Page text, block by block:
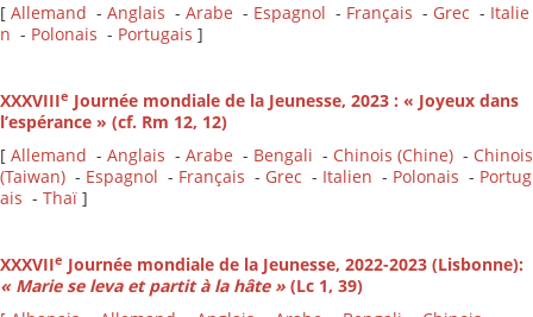
[ Allemand - Anglais - Arabe - Espagnol - Français - Grec - Italie
n - Polonais - Portugais ]
XXXVIIIe Journée mondiale de la Jeunesse, 2023 : « Joyeux dans
l’espérance » (cf. Rm 12, 12)
[ Allemand - Anglais - Arabe - Bengali - Chinois (Chine) - Chinois
(Taiwan) - Espagnol - Français - Grec - Italien - Polonais - Portug
ais - Thaï ]
XXXVIIe Journée mondiale de la Jeunesse, 2022-2023 (Lisbonne):
« Marie se leva et partit à la hâte » (Lc 1, 39)